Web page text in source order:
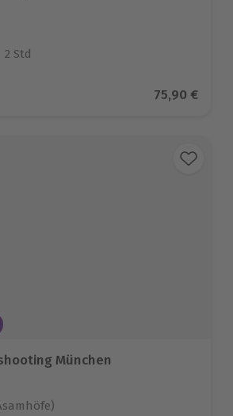
2 Std
basierend auf 9 BewertungenAktueller
75,90 €
München